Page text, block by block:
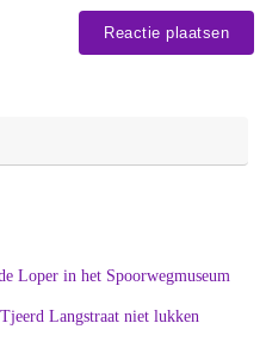
Loper in het Spoorwegmuseum
Langstraat niet lukken